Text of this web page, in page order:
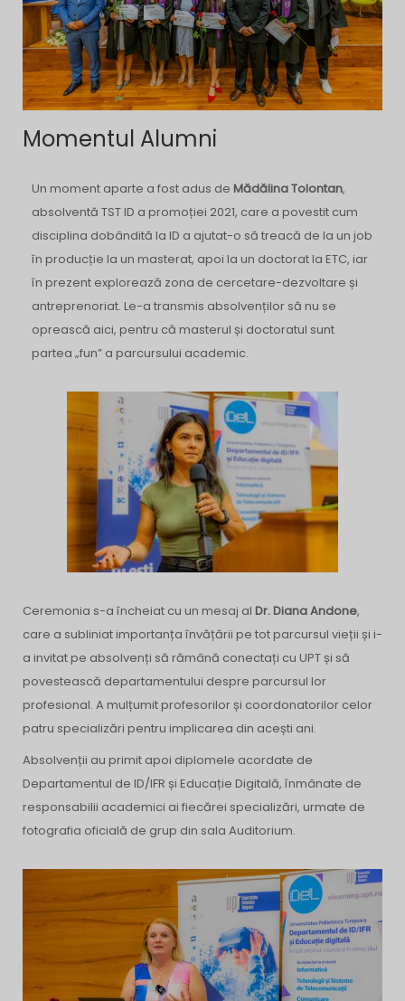
Momentul Alumni
Un moment aparte a fost adus de Mădălina Tolontan,
absolventă TST ID a promoției 2021, care a povestit cum
disciplina dobândită la ID a ajutat-o să treacă de la un job
în producție la un masterat, apoi la un doctorat la ETC, iar
în prezent explorează zona de cercetare-dezvoltare și
antreprenoriat. Le-a transmis absolvenților să nu se
oprească aici, pentru că masterul și doctoratul sunt
partea „fun” a parcursului academic.
Ceremonia s-a încheiat cu un mesaj al Dr. Diana Andone,
care a subliniat importanța învățării pe tot parcursul vieții și i-
a invitat pe absolvenți să rămână conectați cu UPT și să
povestească departamentului despre parcursul lor
profesional. A mulțumit profesorilor și coordonatorilor celor
patru specializări pentru implicarea din acești ani.
Absolvenții au primit apoi diplomele acordate de
Departamentul de ID/IFR și Educație Digitală, înmânate de
responsabilii academici ai fiecărei specializări, urmate de
fotografia oficială de grup din sala Auditorium.